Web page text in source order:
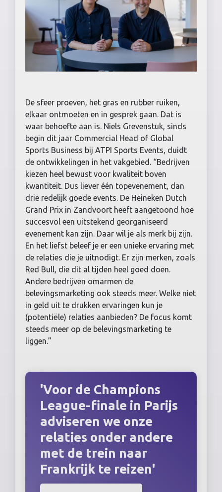
De sfeer proeven, het gras en rubber ruiken,
elkaar ontmoeten en in gesprek gaan. Dat is
waar behoefte aan is. Niels Grevenstuk, sinds
begin dit jaar Commercial Head of Global
Sports Business bij ATPI Sports Events, duidt
de ontwikkelingen in het vakgebied. “Bedrijven
kiezen heel bewust voor kwaliteit boven
kwantiteit. Dus liever één topevenement, dan
drie redelijk goede events. De Heineken Dutch
Grand Prix in Zandvoort heeft aangetoond hoe
succesvol een uitstekend georganiseerd
evenement kan zijn. Daar wil je als merk bij zijn.
En het liefst beleef je er een unieke ervaring met
de relaties die je uitnodigt. Er zijn merken, zoals
Red Bull, die dit al tijden heel goed doen.
Andere bedrijven omarmen de
belevingsmarketing ook steeds meer. Welke niet
in geld uit te drukken ervaringen kun je
(potentiële) relaties aanbieden? De focus komt
steeds meer op de belevingsmarketing te
liggen.”
'Voor de Champions
League-finale in Parijs
adviseren we onze
relaties onder andere
met de trein naar
Frankrijk te reizen'